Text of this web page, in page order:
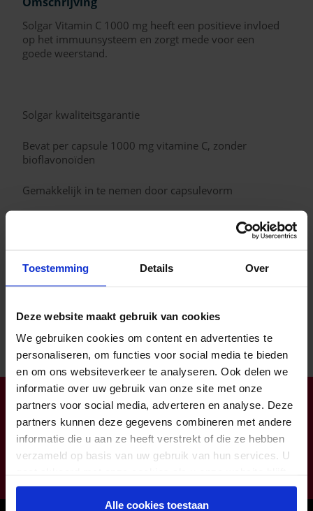
Toestemming Details Over
Deze website maakt gebruik van cookies
We gebruiken cookies om content en advertenties te
personaliseren, om functies voor social media te bieden
en om ons websiteverkeer te analyseren. Ook delen we
informatie over uw gebruik van onze site met onze
partners voor social media, adverteren en analyse. Deze
partners kunnen deze gegevens combineren met andere
informatie die u aan ze heeft verstrekt of die ze hebben
verzameld op basis van uw gebruik van hun services. U
gebruiken.
Alle cookies toestaan
Solgar Vitamin C 1000 mg heeft een positieve invloed
op het immuunsysteem en zorgt mede voor een
goede weerstand.
Solgar kwaliteitsgarantie
Bevat per capsule 1000 mg vitamine C, zonder
bioflavonoïden
Gemakkelijk in te nemen door capsulevorm
Inhoud van de capsule kan met voeding of vloeistof
De donkere glazen verpakking biedt de meest
Klantendienst open op ma-do van 8:00 tot 16:30 (vr tot
12:00)
info@zorgbaar.be
Genkersteenweg 171, 3500 Hasselt